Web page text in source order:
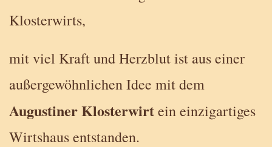
Klosterwirts,
mit viel Kraft und Herzblut ist aus einer
außergewöhnlichen Idee mit dem
Augustiner Klosterwirtein einzigartiges
Wirtshaus entstanden.